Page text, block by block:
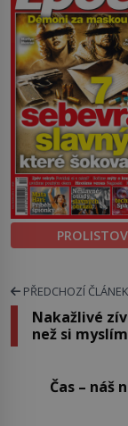
PŘEDCHOZÍ ČLÁNEK
Nakažlivé
než si
Čas – náš